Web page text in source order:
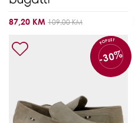
87,20 KM 109,00 KM
POPUST
-30%